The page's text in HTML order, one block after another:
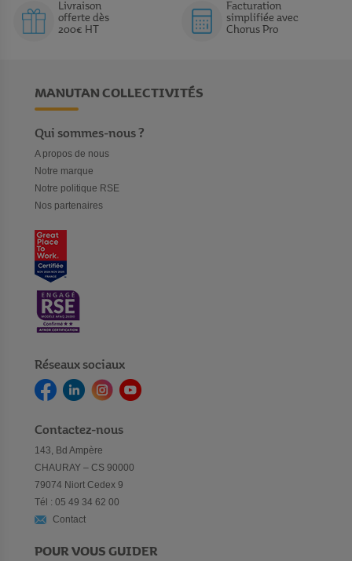
Livraison
offerte dès
200€ HT
Facturation
simplifiée avec
Chorus Pro
MANUTAN COLLECTIVITÉS
Qui sommes-nous ?
A propos de nous
Notre marque
Notre politique RSE
Nos partenaires
Réseaux sociaux
Contactez-nous
143, Bd Ampère
CHAURAY – CS 90000
79074 Niort Cedex 9
Tél : 05 49 34 62 00
Contact
POUR VOUS GUIDER